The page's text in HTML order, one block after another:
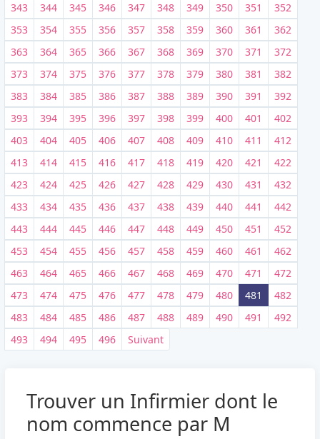
343
344 345 346 347 348 349 350 351
352
353
354 355 356 357 358 359 360 361
362
363
364 365 366 367 368 369 370 371
372
373
374 375 376 377 378 379 380 381
382
383
384 385 386 387 388 389 390 391
392
393
394 395 396 397 398 399 400 401
402
403
404 405 406 407 408 409 410 411
412
413
414 415 416 417 418 419 420 421
422
423
424 425 426 427 428 429 430 431
432
433
434 435 436 437 438 439 440 441
442
443
444 445 446 447 448 449 450 451
452
453
454 455 456 457 458 459 460 461
462
463
464 465 466 467 468 469 470 471
472
473
474 475 476 477 478 479 480 481
482
483
484 485 486 487 488 489 490 491
492
493
494 495 496 Suivant
Trouver un Infirmier dont le
nom commence par M